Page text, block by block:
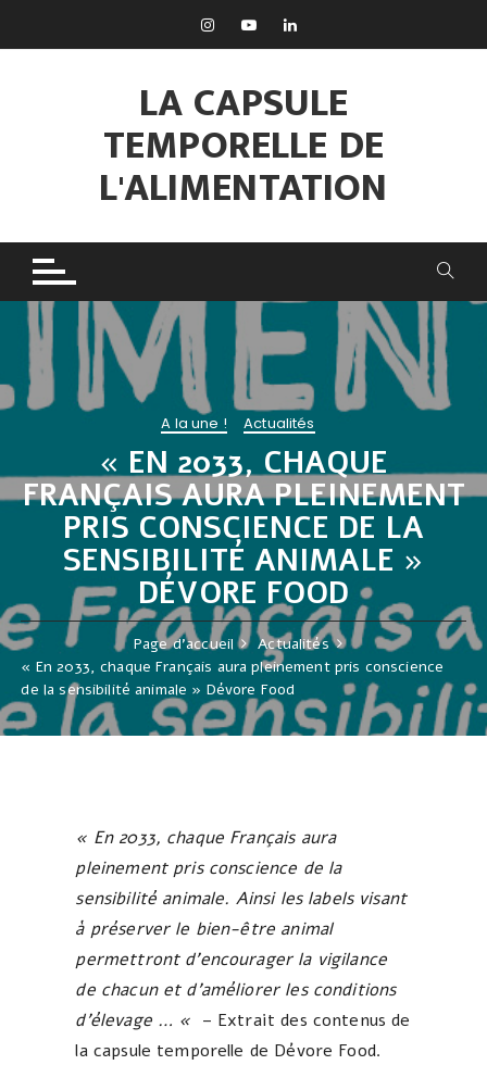
LA CAPSULE
TEMPORELLE DE
L'ALIMENTATION
A la une ! Actualités
« EN 2033, CHAQUE
FRANÇAIS AURA PLEINEMENT
PRIS CONSCIENCE DE LA
SENSIBILITÉ ANIMALE »
DÉVORE FOOD
Page d'accueil
Actualités
« En 2033, chaque Français aura pleinement pris conscience
de la sensibilité animale » Dévore Food
« En 2033, chaque Français aura
pleinement pris conscience de la
sensibilité animale. Ainsi les labels visant
à préserver le bien-être animal
permettront d’encourager la vigilance
de chacun et d’améliorer les conditions
d’élevage … « – Extrait des contenus de
la capsule temporelle de Dévore Food.